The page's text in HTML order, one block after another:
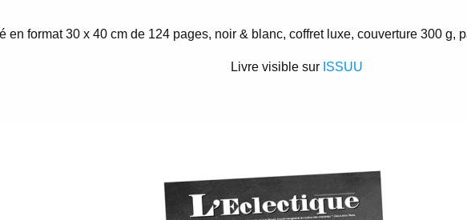
en format 30 x 40 cm de 124 pages, noir & blanc, coffret luxe, couverture 300 g,
Livre visible sur ISSUU